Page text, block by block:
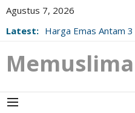
Agustus 7, 2026
Latest: Harga Emas Antam